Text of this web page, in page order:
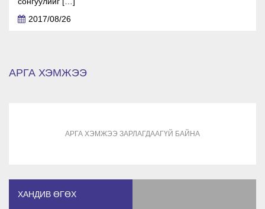
2017/08/26
АРГА ХЭМЖЭЭ
АРГА ХЭМЖЭЭ ЗАРЛАГДААГҮЙ БАЙНА
ХАНДИВ ӨГӨХ